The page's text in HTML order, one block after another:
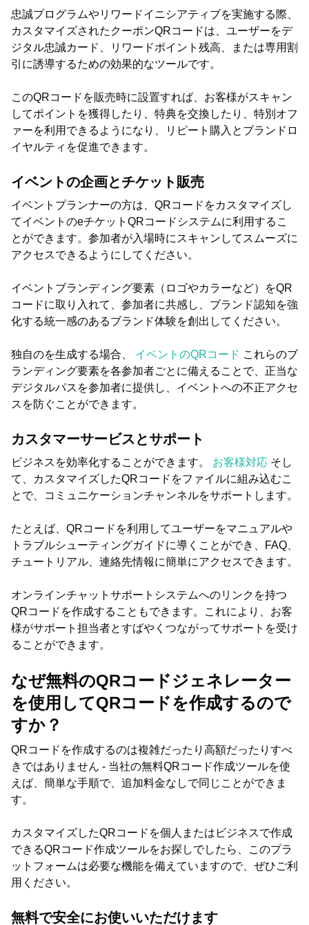
忠誠プログラムやリワードイニシアティブを実施する際、
カスタマイズされたクーポンQRコードは、ユーザーをデ
ジタル忠誠カード、リワードポイント残高、または専用割
引に誘導するための効果的なツールです。
このQRコードを販売時に設置すれば、お客様がスキャン
してポイントを獲得したり、特典を交換したり、特別オフ
ァーを利用できるようになり、リピート購入とブランドロ
イヤルティを促進できます。
イベントの企画とチケット販売
イベントプランナーの方は、QRコードをカスタマイズし
てイベントのeチケットQRコードシステムに利用するこ
とができます。参加者が入場時にスキャンしてスムーズに
アクセスできるようにしてください。
イベントブランディング要素（ロゴやカラーなど）をQR
コードに取り入れて、参加者に共感し、ブランド認知を強
化する統一感のあるブランド体験を創出してください。
独自のを生成する場合、 イベントのQRコード これらのブ
ランディング要素を各参加者ごとに備えることで、正当な
デジタルパスを参加者に提供し、イベントへの不正アクセ
スを防ぐことができます。
カスタマーサービスとサポート
ビジネスを効率化することができます。 お客様対応 そし
て、カスタマイズしたQRコードをファイルに組み込むこ
とで、コミュニケーションチャンネルをサポートします。
たとえば、QRコードを利用してユーザーをマニュアルや
トラブルシューティングガイドに導くことができ、FAQ、
チュートリアル、連絡先情報に簡単にアクセスできます。
オンラインチャットサポートシステムへのリンクを持つ
QRコードを作成することもできます。これにより、お客
様がサポート担当者とすばやくつながってサポートを受け
ることができます。
なぜ無料のQRコードジェネレーター
を使用してQRコードを作成するので
すか？
QRコードを作成するのは複雑だったり高額だったりすべ
きではありません - 当社の無料QRコード作成ツールを使
えば、簡単な手順で、追加料金なしで同じことができま
す。
カスタマイズしたQRコードを個人またはビジネスで作成
できるQRコード作成ツールをお探しでしたら、このプラ
ットフォームは必要な機能を備えていますので、ぜひご利
用ください。
無料で安全にお使いいただけます